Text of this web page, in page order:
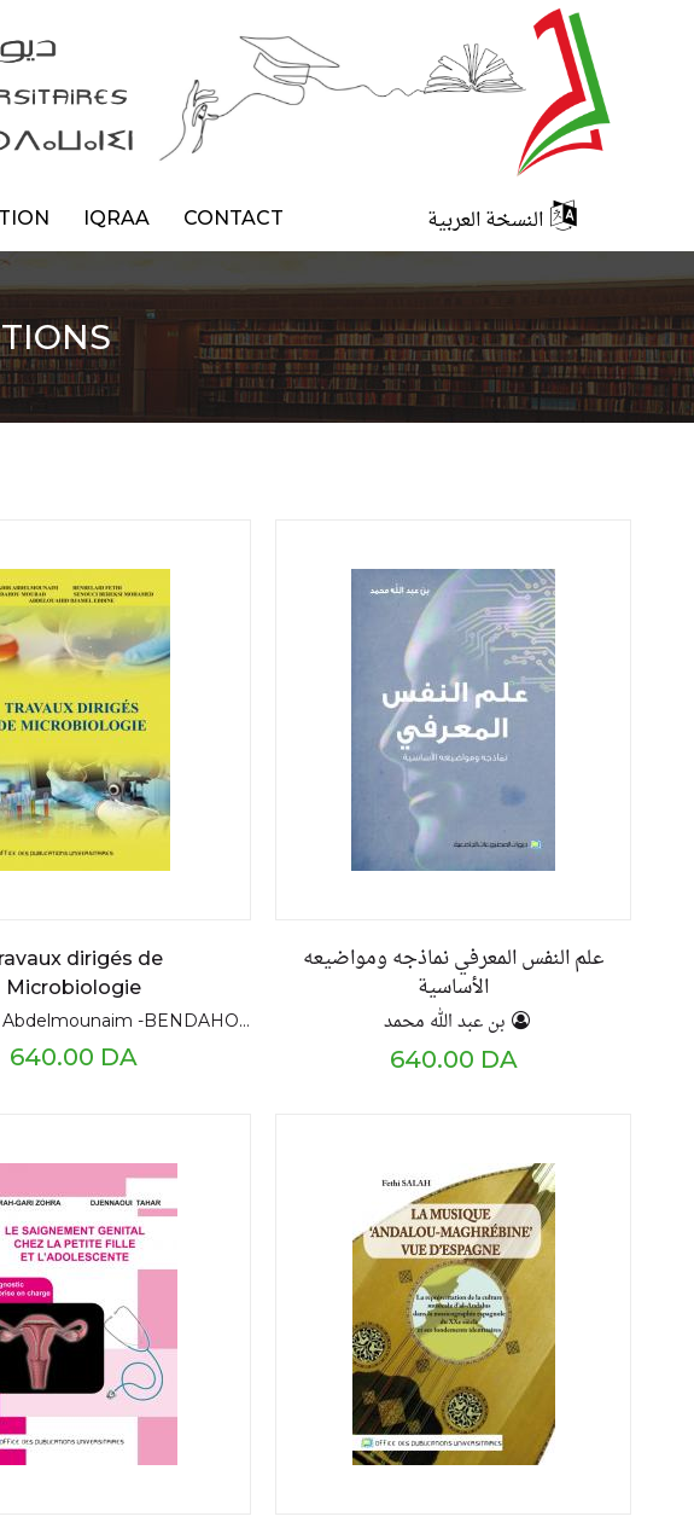
IQRAA CONTACT النسخة العربية
dirigés de
Microbiologie
Mourad -BENBELAID Fethi -SENOUCI BEREKSI Mohamed-ABDELOUAHID Djamel Eddine
640.00 DA
علم النفس المعرفي نماذجه ومواضيعه
الأساسية
بن عبد الله محمد
640.00 DA